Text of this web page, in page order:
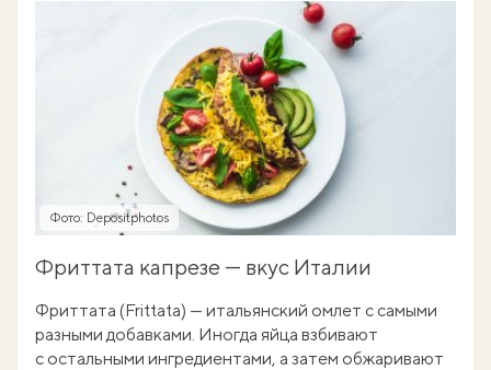
Фото: Depositphotos
Фриттата капрезе — вкус Италии
Фриттата (Frittata) — итальянский омлет с самыми
разными добавками. Иногда яйца взбивают
с остальными ингредиентами, а затем обжаривают